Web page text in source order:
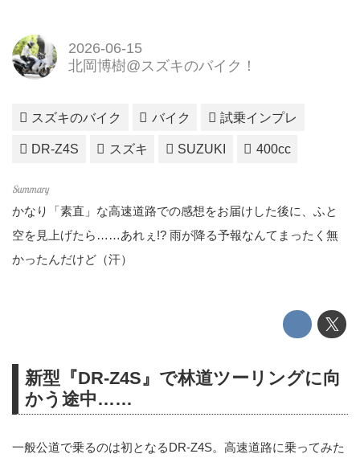
2026-06-15
北岡博樹@スズキのバイク！
スズキのバイク バイク 試乗インプレ
DR-Z4S スズキ SUZUKI 400cc
かなり「素直」な高速道路での感想をお届けした後に、ふと
空を見上げたら……あれぇ!? 雨が降る予報なんてまったく無
かったんだけど（汗）
新型『DR-Z4S』で林道ツーリングに向
かう途中……
一般公道で乗るのは初となるDR-Z4S。高速道路に乗ってみた